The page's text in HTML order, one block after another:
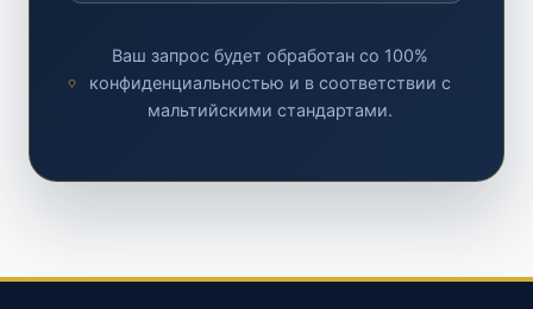
Ваш запрос будет обработан со 100%
конфиденциальностью и в соответствии с
мальтийскими стандартами.